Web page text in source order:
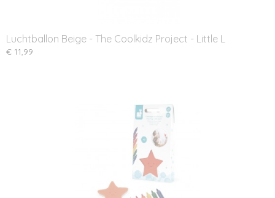
Luchtballon Beige - The Coolkidz Project - Little L
€ 11,99